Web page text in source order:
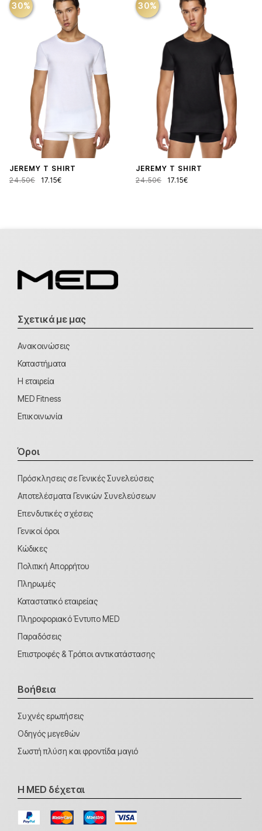
JEREMY T SHIRT
24.50€
17.15€
30%
JEREMY T SHIRT
24.50€
17.15€
30%
Σχετικά με μας
Ανακοινώσεις
Καταστήματα
Η εταιρεία
MED Fitness
Επικοινωνία
Όροι
Πρόσκλησεις σε Γενικές Συνελεύσεις
Αποτελέσματα Γενικών Συνελεύσεων
Επενδυτικές σχέσεις
Γενικοί όροι
Κώδικες
Πολιτική Απορρήτου
Πληρωμές
Καταστατικό εταιρείας
Πληροφοριακό Έντυπο MED
Παραδόσεις
Επιστροφές & Τρόποι αντικατάστασης
Βοήθεια
Συχνές ερωτήσεις
Οδηγός μεγεθών
Σωστή πλύση και φροντίδα μαγιό
Η MED δέχεται